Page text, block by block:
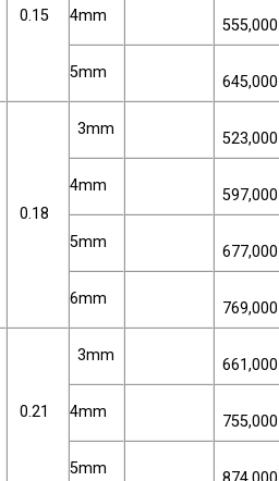
0.15 4mm
555,000
5mm
645,000
0.18
3mm
523,000
4mm
597,000
5mm
677,000
6mm
769,000
0.21
3mm
661,000
4mm
755,000
5mm